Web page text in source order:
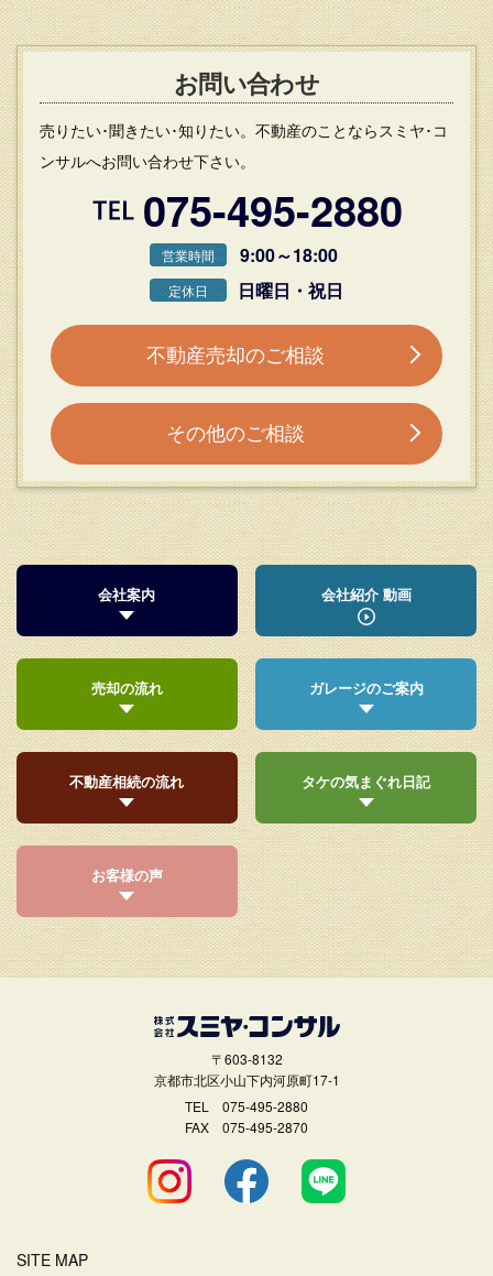
お問い合わせ
売りたい･聞きたい･知りたい。不動産のことならスミヤ･コ
ンサルへお問い合わせ下さい。
075-495-2880
営業時間 9:00～18:00
定休日 日曜日・祝日
不動産売却のご相談
その他のご相談
会社案内 会社紹介 動画
売却の流れ ガレージのご案内
不動産相続の流れ タケの気まぐれ日記
お客様の声
〒603-8132
京都市北区小山下内河原町17-1
TEL 075-495-2880
FAX 075-495-2870
SITE MAP